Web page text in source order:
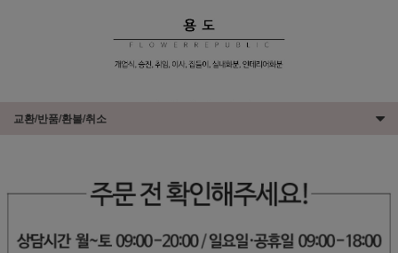
교환/반품/환불/취소